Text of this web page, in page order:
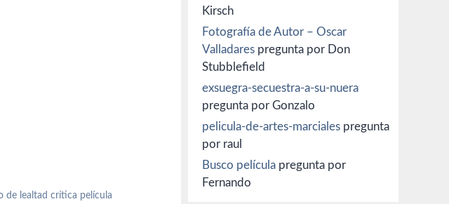
de lealtad crítica película
Kirsch
Fotografía de Autor – Oscar
Valladares pregunta por Don
Stubblefield
exsuegra-secuestra-a-su-nuera
pregunta por Gonzalo
pelicula-de-artes-marciales pregunta
por raul
Busco película pregunta por
Fernando